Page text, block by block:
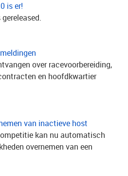
is er!
over racevoorbereiding,
en hoofdkwartier
van inactieve host
kan nu automatisch
overnemen van een